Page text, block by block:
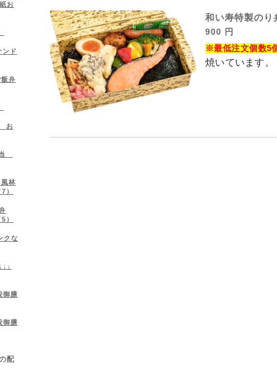
和い寿特製のり
900 円
※最低注文個数5
焼いています。
お
ド
弁
お
当
林
）
）
クな
御膳
御膳
配